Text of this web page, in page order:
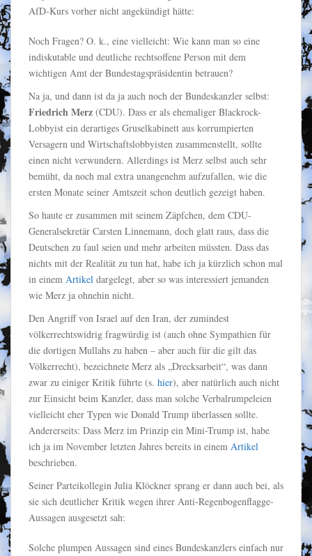
AfD-Kurs vorher nicht angekündigt hätte:
Noch Fragen? O. k., eine vielleicht: Wie kann man so eine
indiskutable und deutliche rechtsoffene Person mit dem
wichtigen Amt der Bundestagspräsidentin betrauen?
Na ja, und dann ist da ja auch noch der Bundeskanzler selbst:
Friedrich Merz (CDU). Dass er als ehemaliger Blackrock-
Lobbyist ein derartiges Gruselkabinett aus korrumpierten
Versagern und Wirtschaftslobbyisten zusammenstellt, sollte
einen nicht verwundern. Allerdings ist Merz selbst auch sehr
bemüht, da noch mal extra unangenehm aufzufallen, wie die
ersten Monate seiner Amtszeit schon deutlich gezeigt haben.
So haute er zusammen mit seinem Zäpfchen, dem CDU-
Generalsekretär Carsten Linnemann, doch glatt raus, dass die
Deutschen zu faul seien und mehr arbeiten müssten. Dass das
nichts mit der Realität zu tun hat, habe ich ja kürzlich schon mal
in einem Artikel dargelegt, aber so was interessiert jemanden
wie Merz ja ohnehin nicht.
Den Angriff von Israel auf den Iran, der zumindest
völkerrechtswidrig fragwürdig ist (auch ohne Sympathien für
die dortigen Mullahs zu haben – aber auch für die gilt das
Völkerrecht), bezeichnete Merz als „Drecksarbeit“, was dann
zwar zu einiger Kritik führte (s. hier), aber natürlich auch nicht
zur Einsicht beim Kanzler, dass man solche Verbalrumpeleien
vielleicht eher Typen wie Donald Trump überlassen sollte.
Andererseits: Dass Merz im Prinzip ein Mini-Trump ist, habe
ich ja im November letzten Jahres bereits in einem Artikel
beschrieben.
Seiner Parteikollegin Julia Klöckner sprang er dann auch bei, als
sie sich deutlicher Kritik wegen ihrer Anti-Regenbogenflagge-
Aussagen ausgesetzt sah:
Solche plumpen Aussagen sind eines Bundeskanzlers einfach nur